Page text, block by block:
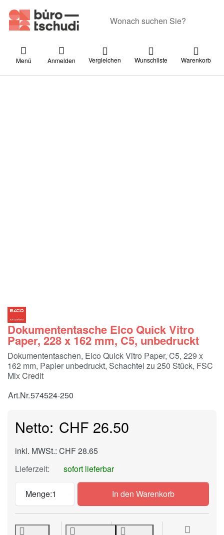
Menü Anmelden Vergleichen Wunschliste Warenkorb
Dokumententasche Elco Quick Vitro
Paper, 228 x 162 mm, C5, unbedruckt
Dokumententaschen, Elco Quick Vitro Paper, C5, 229 x
162 mm, Papier unbedruckt, Schachtel zu 250 Stück, FSC
Mix Credit
Art.Nr.574524-250
CHF 26.50
inkl. MWSt.: CHF 28.65
Lieferzeit:
sofort lieferbar
Menge:1
Dokumententasche Elco Quick Vitro
In den Warenkorb